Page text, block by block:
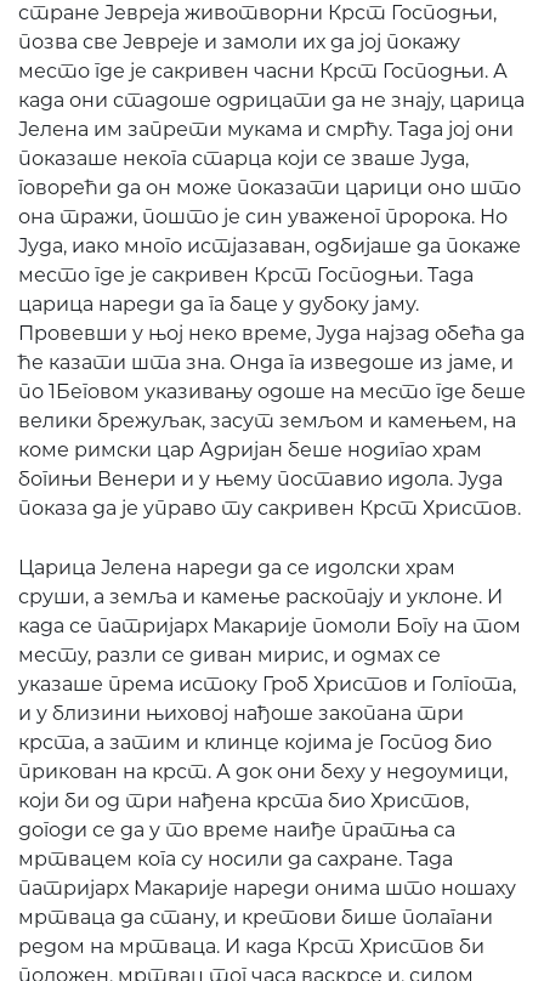
стране Јевреја животворни Крст Господњи,
позва све Јевреје и замоли их да јој покажу
место где је сакривен часни Крст Господњи. А
када они стадоше одрицати да не знају, царица
Јелена им запрети мукама и смрћу. Тада јој они
показаше некога старца који се зваше Јуда,
говорећи да он може показати царици оно што
она тражи, пошто је син уваженог пророка. Но
Јуда, иако много истјазаван, одбијаше да покаже
место где је сакривен Крст Господњи. Тада
царица нареди да га баце у дубоку јаму.
Провевши у њој неко време, Јуда најзад обећа да
ће казати шта зна. Онда га изведоше из јаме, и
по 1Беговом указивању одоше на место где беше
велики брежуљак, засут земљом и камењем, на
коме римски цар Адријан беше нодигао храм
богињи Венери и у њему поставио идола. Јуда
показа да је управо ту сакривен Крст Христов.
Царица Јелена нареди да се идолски храм
сруши, а земља и камење раскопају и уклоне. И
када се патријарх Макарије помоли Богу на том
месту, разли се диван мирис, и одмах се
указаше према истоку Гроб Христов и Голгота,
и у близини њиховој нађоше закопана три
крста, а затим и клинце којима је Господ био
прикован на крст. А док они беху у недоумици,
који би од три нађена крста био Христов,
догоди се да у то време наиђе пратња са
мртвацем кога су носили да сахране. Тада
патријарх Макарије нареди онима што ношаху
мртваца да стану, и кретови бише полагани
редом на мртваца. И када Крст Христов би
положен, мртвац тог часа васкрсе и, силом